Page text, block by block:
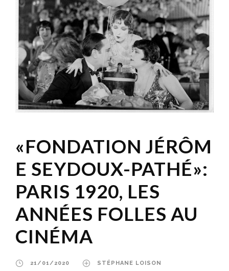
«FONDATION JÉRÔM
E SEYDOUX-PATHÉ»:
PARIS 1920, LES
ANNÉES FOLLES AU
CINÉMA
21/01/2020 STÉPHANE LOISON